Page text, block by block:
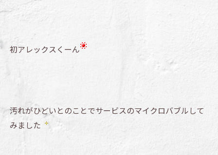
初アレックスくーん
汚れがひどいとのことでサービスのマイクロバブルして
みました